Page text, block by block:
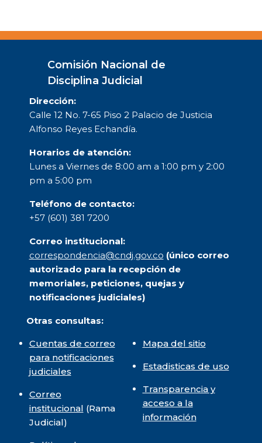
Comisión Nacional de
Disciplina Judicial
Dirección:
Calle 12 No. 7-65 Piso 2 Palacio de Justicia
Alfonso Reyes Echandía.
Horarios de atención:
Lunes a Viernes de 8:00 am a 1:00 pm y 2:00
pm a 5:00 pm
Teléfono de contacto:
+57 (601) 381 7200
Correo institucional:
correspondencia@cndj.gov.co (único correo
autorizado para la recepción de
memoriales, peticiones, quejas y
notificaciones judiciales)
Otras consultas:
Cuentas de correo
para notificaciones
judiciales
Correo
institucional (Rama
Judicial)
Mapa del sitio
Estadisticas de uso
Transparencia y
acceso a la
información